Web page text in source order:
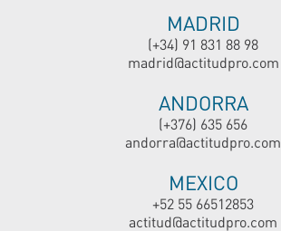
MADRID
(+34) 91 831 88 98
madrid@actitudpro.com
ANDORRA
(+376) 635 656
andorra@actitudpro.com
MEXICO
+52 55 66512853
actitud@actitudpro.com